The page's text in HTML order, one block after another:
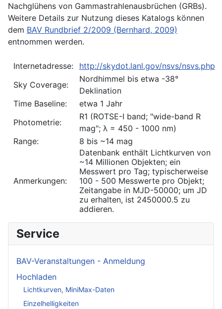
Nachglühens von Gammastrahlenausbrüchen (GRBs).
Weitere Details zur Nutzung dieses Katalogs können
dem BAV Rundbrief 2/2009 (Bernhard, 2009)
entnommen werden.
Internetadresse:
http://skydot.lanl.gov/nsvs/nsvs.php
Sky Coverage:
Nordhimmel bis etwa -38°
Deklination
Time Baseline:
etwa 1 Jahr
Photometrie:
R1 (ROTSE-I band; "wide-band R
mag"; λ = 450 - 1000 nm)
Range:
8 bis ~14 mag
Anmerkungen:
Datenbank enthält Lichtkurven von
~14 Millionen Objekten; ein
Messwert pro Tag; typischerweise
100 - 500 Messwerte pro Objekt;
Zeitangabe in MJD-50000; um JD
zu erhalten, ist 2450000.5 zu
addieren.
Service
BAV-Veranstaltungen - Anmeldung
Hochladen
Lichtkurven, MiniMax-Daten
Einzelhelligkeiten